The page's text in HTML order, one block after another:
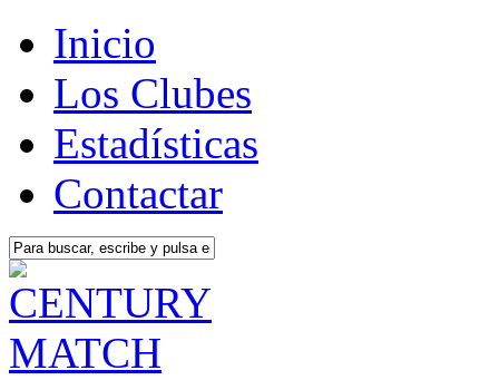
Inicio
Los Clubes
Estadísticas
Contactar